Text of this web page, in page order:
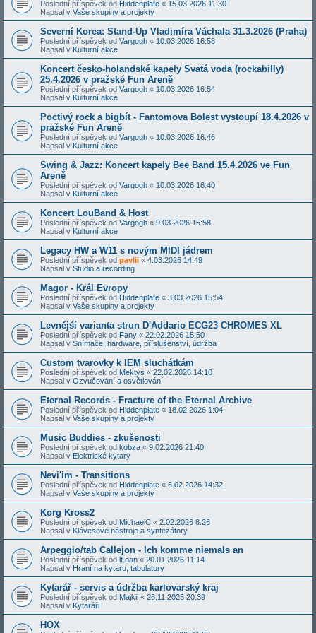
Poslední příspěvek od Hiddenplate « 15.03.2026 11:30
Napsal v Vaše skupiny a projekty
Severní Korea: Stand-Up Vladimíra Váchala 31.3.2026 (Praha)
Poslední příspěvek od Vargogh « 10.03.2026 16:58
Napsal v Kulturní akce
Koncert česko-holandské kapely Svatá voda (rockabilly)
25.4.2026 v pražské Fun Areně
Poslední příspěvek od Vargogh « 10.03.2026 16:54
Napsal v Kulturní akce
Poctivý rock a bigbít - Fantomova Bolest vystoupí 18.4.2026 v
pražské Fun Areně
Poslední příspěvek od Vargogh « 10.03.2026 16:46
Napsal v Kulturní akce
Swing & Jazz: Koncert kapely Bee Band 15.4.2026 ve Fun
Areně
Poslední příspěvek od Vargogh « 10.03.2026 16:40
Napsal v Kulturní akce
Koncert LouBand & Host
Poslední příspěvek od Vargogh « 9.03.2026 15:58
Napsal v Kulturní akce
Legacy HW a W11 s novým MIDI jádrem
Poslední příspěvek od pavlii « 4.03.2026 14:49
Napsal v Studio a recording
Magor - Král Evropy
Poslední příspěvek od Hiddenplate « 3.03.2026 15:54
Napsal v Vaše skupiny a projekty
Levnější varianta strun D'Addario ECG23 CHROMES XL
Poslední příspěvek od Fany « 22.02.2026 15:50
Napsal v Snímače, hardware, příslušenství, údržba
Custom tvarovky k IEM sluchátkám
Poslední příspěvek od Mektys « 22.02.2026 14:10
Napsal v Ozvučování a osvětlování
Eternal Records - Fracture of the Eternal Archive
Poslední příspěvek od Hiddenplate « 18.02.2026 1:04
Napsal v Vaše skupiny a projekty
Music Buddies - zkušenosti
Poslední příspěvek od kobza « 9.02.2026 21:40
Napsal v Elektrické kytary
Nevi'im - Transitions
Poslední příspěvek od Hiddenplate « 6.02.2026 14:32
Napsal v Vaše skupiny a projekty
Korg Kross2
Poslední příspěvek od MichaelC « 2.02.2026 8:26
Napsal v Klávesové nástroje a syntezátory
Arpeggio/tab Callejon - Ich komme niemals an
Poslední příspěvek od lt.dan « 20.01.2026 11:14
Napsal v Hraní na kytaru, tabulatury
Kytarář - servis a údržba karlovarský kraj
Poslední příspěvek od Majkii « 26.11.2025 20:39
Napsal v Kytaráři
HOX